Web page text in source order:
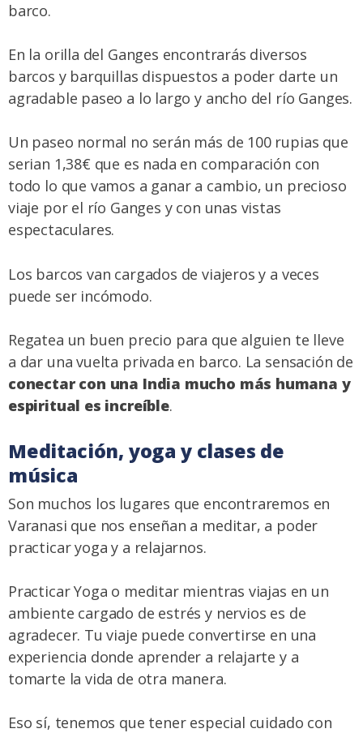
barco.
En la orilla del Ganges encontrarás diversos
barcos y barquillas dispuestos a poder darte un
agradable paseo a lo largo y ancho del río Ganges.
Un paseo normal no serán más de 100 rupias que
serian 1,38€ que es nada en comparación con
todo lo que vamos a ganar a cambio, un precioso
viaje por el río Ganges y con unas vistas
espectaculares.
Los barcos van cargados de viajeros y a veces
puede ser incómodo.
Regatea un buen precio para que alguien te lleve
a dar una vuelta privada en barco. La sensación de
conectar con una India mucho más humana y
espiritual es increíble.
Meditación, yoga y clases de
música
Son muchos los lugares que encontraremos en
Varanasi que nos enseñan a meditar, a poder
practicar yoga y a relajarnos.
Practicar Yoga o meditar mientras viajas en un
ambiente cargado de estrés y nervios es de
agradecer. Tu viaje puede convertirse en una
experiencia donde aprender a relajarte y a
tomarte la vida de otra manera.
Eso sí, tenemos que tener especial cuidado con